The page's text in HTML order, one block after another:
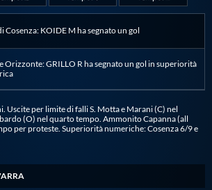
Cosenza: KOIDE M ha segnato un gol
Orizzonte: GRILLO R ha segnato un gol in superiorità
Uscite per limite di falli S. Motta e Marani (C) nel
(O) nel quarto tempo. Ammonito Capanna (all
per proteste. Superiorità numeriche: Cosenza 6/9 e